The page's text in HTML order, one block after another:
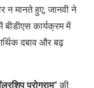
न मानते हुए,जानवी ने
कार्यक्रम में
दबाव और बढ़
प्रोग्राम” की